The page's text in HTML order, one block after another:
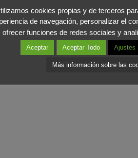
el concepto itunes y me caben los
¡¡Allá va otra vez, que se lo
cookies propias y de terceros
de navegación, personalizar el
ofrecer funciones de redes sociales y
Aceptar Aceptar Todo Ajustes
Más información sobre las